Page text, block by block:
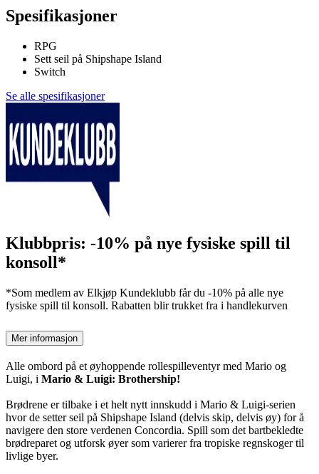
Spesifikasjoner
RPG
Sett seil på Shipshape Island
Switch
Se alle spesifikasjoner
Klubbpris: -10% på nye fysiske spill til
konsoll*
*Som medlem av Elkjøp Kundeklubb får du -10% på alle nye
fysiske spill til konsoll. Rabatten blir trukket fra i handlekurven
Mer informasjon
Alle ombord på et øyhoppende rollespilleventyr med Mario og
Luigi, i Mario & Luigi: Brothership!
Brødrene er tilbake i et helt nytt innskudd i Mario & Luigi-serien
hvor de setter seil på Shipshape Island (delvis skip, delvis øy) for å
navigere den store verdenen Concordia. Spill som det bartbekledte
brødreparet og utforsk øyer som varierer fra tropiske regnskoger til
livlige byer.